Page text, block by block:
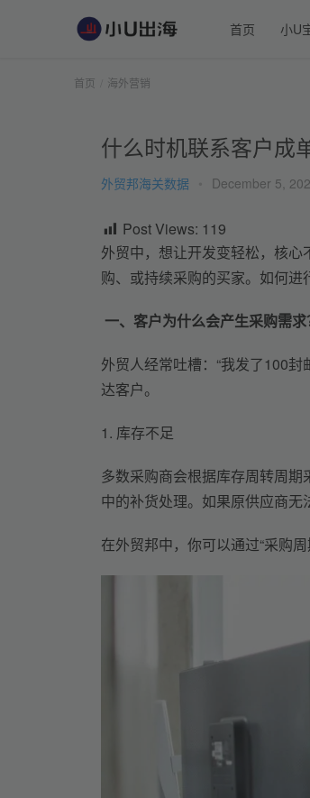
首页 小U
首页 海外营销
什么时机联系客户成
外贸邦海关数据 December 5,
Post Views: 119
外贸中， 想让开发变轻松，核
购、或持续采购的买家。 如何进
一、客户为什么会产生采购需求
外贸人经常吐槽：“我发了100
达客户。
1. 库存不足
多数采购商会根据库存周转周期
中的补货处理。如果原供应商无
在外贸邦中，你可以通过“采购